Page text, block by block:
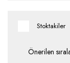
Stoktakiler